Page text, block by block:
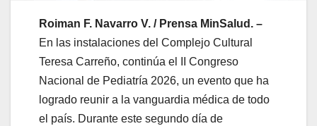
Roiman F. Navarro V. / Prensa MinSalud. –
En las instalaciones del Complejo Cultural
Teresa Carreño, continúa el II Congreso
Nacional de Pediatría 2026, un evento que ha
logrado reunir a la vanguardia médica de todo
el país. Durante este segundo día de